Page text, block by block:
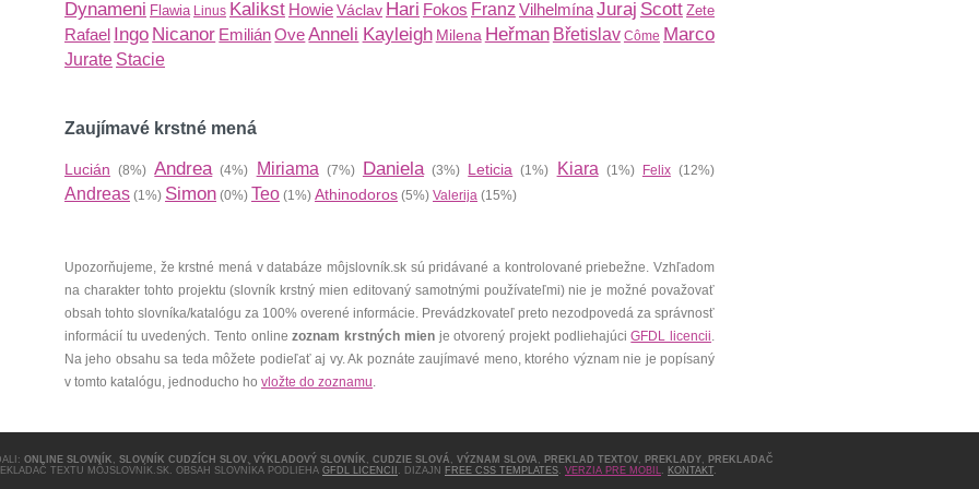
Dynameni Flawia Linus Kalikst HowieVáclav Hari Fokos Franz VilhelmínaJuraj Scott Zete
Rafael Ingo Nicanor EmiliánOve Anneli Kayleigh Milena Heřman Břetislav Côme Marco
Jurate Stacie
Zaujímavé krstné mená
Lucián (8%)Andrea(4%) Miriama(7%) Daniela(3%) Leticia (1%) Kiara(1%) Felix(12%)
Andreas (1%) Simon (0%) Teo (1%) Athinodoros (5%) Valerija (15%)
Upozorňujeme, že krstné mená v databáze môjslovník.sk sú pridávané a kontrolované priebežne. Vzhľadom
na charakter tohto projektu (slovník krstný mien editovaný samotnými používateľmi) nie je možné považovať
obsah tohto slovníka/katalógu za 100% overené informácie. Prevádzkovateľ preto nezodpovedá za správnosť
informácií tu uvedených. Tento onlinezoznam krstných mienje otvorený projekt podliehajúciGFDL licencii.
Na jeho obsahu sa teda môžete podieľať aj vy. Ak poznáte zaujímavé meno, ktorého význam nie je popísaný
v tomto katalógu, jednoducho ho vložte do zoznamu.
ONLINE SLOVNÍK , SLOVNÍK CUDZÍCH SLOV, VÝKLADOVÝ SLOVNÍK , CUDZIE SLOVÁ , VÝZNAM SLOVA , PREKLAD TEXTOV, PREKLADY, PREKLADAČ
TEXTU MÔJSLOVNÍK.SK. OBSAH SLOVNÍKA PODLIEHA GFDL LICENCII . DIZAJN FREE CSS TEMPLATES. VERZIA PRE MOBIL. KONTAKT.